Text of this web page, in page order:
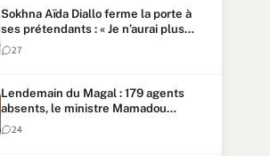
Sokhna Aïda Diallo ferme la porte à
ses prétendants : « Je n’aurai plus
jamais un autre mari »
27
Lendemain du Magal : 179 agents
absents, le ministre Mamadou
Lamine Dianté exige des explications
24